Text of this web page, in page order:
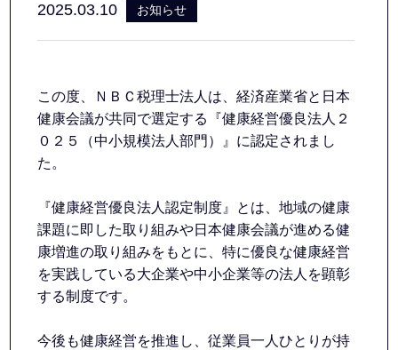
2025.03.10 お知らせ
この度、ＮＢＣ税理士法人は、経済産業省と日本
健康会議が共同で選定する『健康経営優良法人２
０２５（中小規模法人部門）』に認定されまし
た。
『健康経営優良法人認定制度』とは、地域の健康
課題に即した取り組みや日本健康会議が進める健
康増進の取り組みをもとに、特に優良な健康経営
を実践している大企業や中小企業等の法人を顕彰
する制度です。
今後も健康経営を推進し、従業員一人ひとりが持